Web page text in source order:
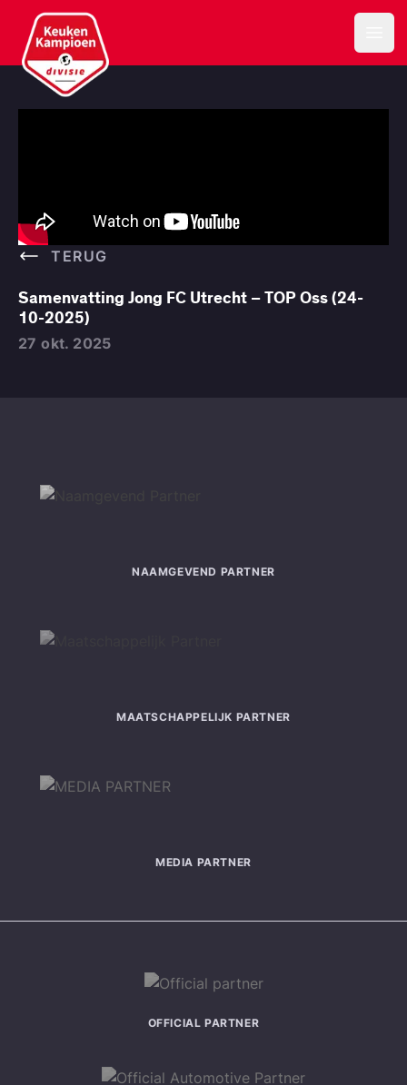
Keuken Kampioen Divisie
TERUG
Samenvatting Jong FC Utrecht – TOP Oss (24-
10-2025)
27 okt. 2025
NAAMGEVEND PARTNER
MAATSCHAPPELIJK PARTNER
MEDIA PARTNER
OFFICIAL PARTNER